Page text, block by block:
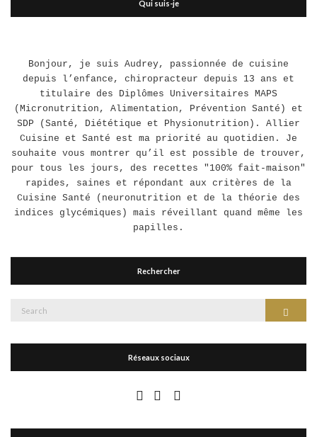
Qui suis-je
Bonjour, je suis Audrey, passionnée de cuisine
depuis l’enfance, chiropracteur depuis 13 ans et
titulaire des Diplômes Universitaires MAPS
(Micronutrition, Alimentation, Prévention Santé) et
SDP (Santé, Diététique et Physionutrition). Allier
Cuisine et Santé est ma priorité au quotidien. Je
souhaite vous montrer qu’il est possible de trouver,
pour tous les jours, des recettes "100% fait-maison"
rapides, saines et répondant aux critères de la
Cuisine Santé (neuronutrition et de la théorie des
indices glycémiques) mais réveillant quand même les
papilles.
Rechercher
Réseaux sociaux